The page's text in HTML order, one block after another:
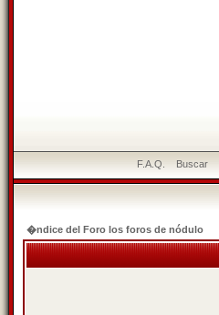
F.A.Q. Buscar
�ndice del Foro los foros de nódulo